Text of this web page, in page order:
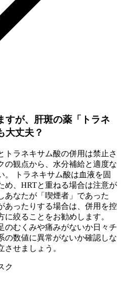
すが、肝斑の薬「トラネ
大丈夫？
トラネキサム酸の併用は禁止さ
の観点から、水分補給と適度な
。 トラネキサム酸は血液を固
め、HRTと重ねる場合は注意が
あなたが「喫煙者」であった
あったりする場合は、併用を控
絞ることをお勧めします。
のむくみや痛みがないか日々チ
の数値に異常がないか確認しな
せましょう。
ク